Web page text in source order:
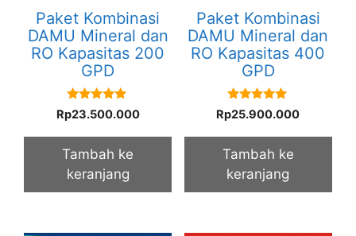
Paket Kombinasi
DAMU Mineral dan
RO Kapasitas 200
GPD
5.00
out of 5
Rp23.500.000
Tambah ke
keranjang
Paket Kombinasi
DAMU Mineral dan
RO Kapasitas 400
GPD
5.00
out of 5
Rp25.900.000
Tambah ke
keranjang